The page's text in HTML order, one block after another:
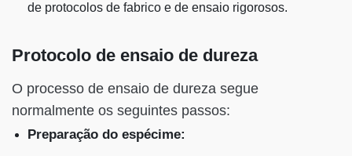
de protocolos de fabrico e de ensaio rigorosos.
Protocolo de ensaio de dureza
O processo de ensaio de dureza segue
normalmente os seguintes passos:
Preparação do espécime: